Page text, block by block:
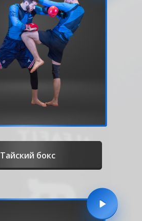
Тайский бокс